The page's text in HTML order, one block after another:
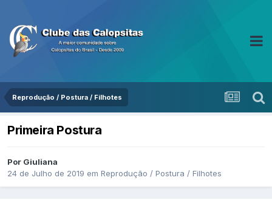
Reprodução / Postura / Filhotes
Primeira Postura
Por Giuliana
24 de Julho de 2019 em Reprodução / Postura / Filhotes